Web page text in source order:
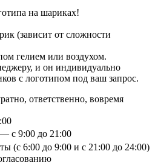
на шариках!
(зависит от сложности
гелием или воздухом.
и он индивидуально
с логотипом под ваш запрос.
ответственно, вовремя
с 9:00 до 21:00
(с 6:00 до 9:00 и с 21:00 до 24:00)